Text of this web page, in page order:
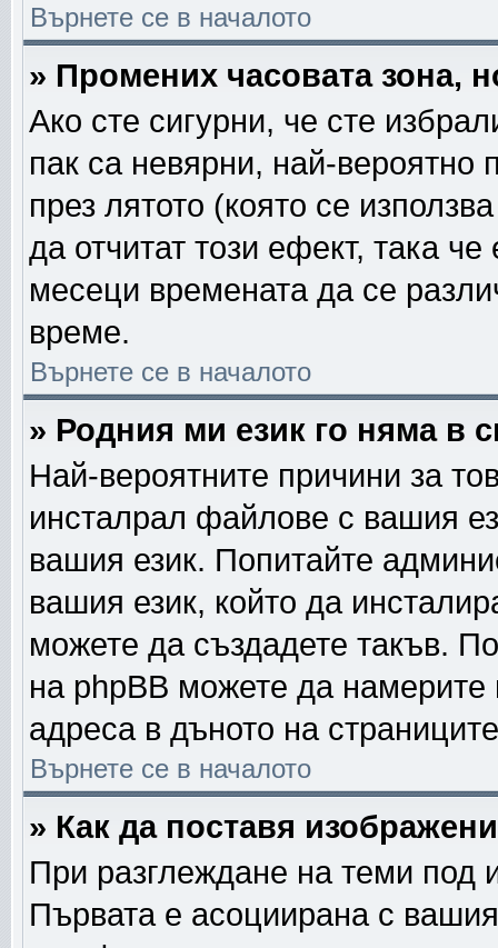
Върнете се в началото
» Промених часовата зона,
Ако сте сигурни, че сте
пак са невярни, най-
през лятото (която се
да отчитат този ефект, така
месеци времената да се
време.
Върнете се в началото
» Родния ми език го няма в
Най-вероятните причини за
инсталрал файлове с вашия
вашия език. Попитайте
вашия език, който да
можете да създадете такъв.
на phpBB можете да
адреса в дъното на
Върнете се в началото
» Как да поставя
При разглеждане на теми под
Първата е асоциирана с